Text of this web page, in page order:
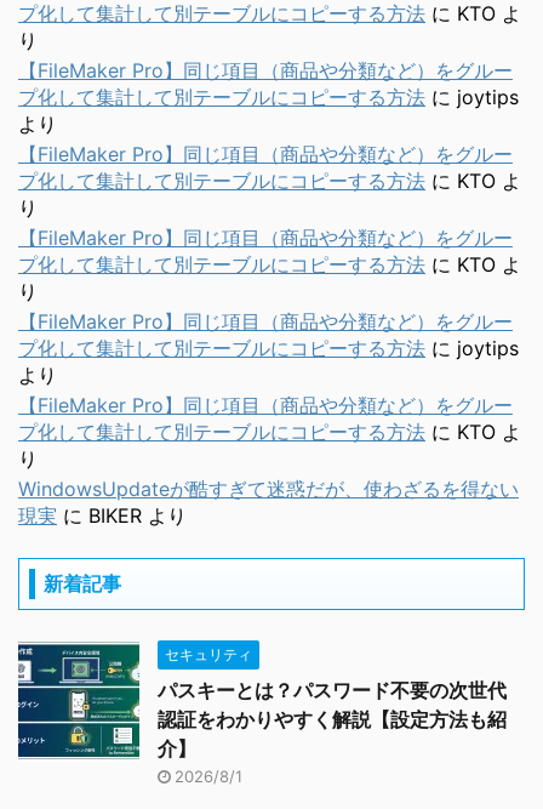
プ化して集計して別テーブルにコピーする方法 に KTO よ
り
【FileMaker Pro】同じ項目（商品や分類など）をグルー
プ化して集計して別テーブルにコピーする方法 に joytips
より
【FileMaker Pro】同じ項目（商品や分類など）をグルー
プ化して集計して別テーブルにコピーする方法 に KTO よ
り
【FileMaker Pro】同じ項目（商品や分類など）をグルー
プ化して集計して別テーブルにコピーする方法 に KTO よ
り
【FileMaker Pro】同じ項目（商品や分類など）をグルー
プ化して集計して別テーブルにコピーする方法 に joytips
より
【FileMaker Pro】同じ項目（商品や分類など）をグルー
プ化して集計して別テーブルにコピーする方法 に KTO よ
り
WindowsUpdateが酷すぎて迷惑だが、使わざるを得ない
現実 に BIKER より
新着記事
セキュリティ
パスキーとは？パスワード不要の次世代
認証をわかりやすく解説【設定方法も紹
介】
2026/8/1